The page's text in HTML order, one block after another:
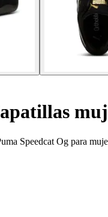
Speedcat Og para